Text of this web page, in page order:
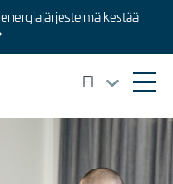
kestää
FI